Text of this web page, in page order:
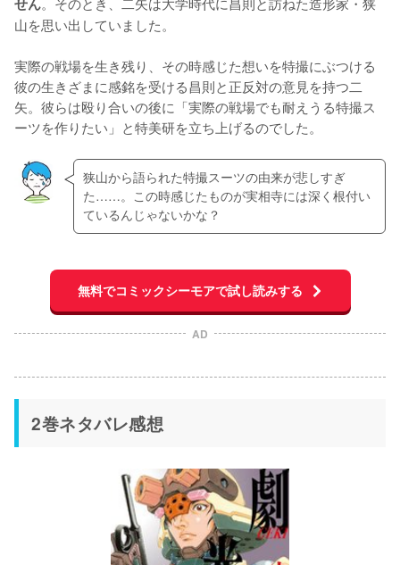
山を思い出していました。
実際の戦場を生き残り、その時感じた想いを特撮にぶつける
彼の生きざまに感銘を受ける昌則と正反対の意見を持つ二
矢。彼らは殴り合いの後に「実際の戦場でも耐えうる特撮ス
ーツを作りたい」と特美研を立ち上げるのでした。
狭山から語られた特撮スーツの由来が悲しすぎ
た……。この時感じたものが実相寺には深く根付い
ているんじゃないかな？
無料でコミックシーモアで試し読みする
AD
2巻ネタバレ感想